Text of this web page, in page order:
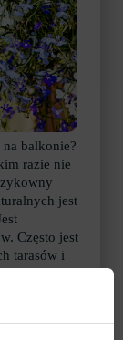
balkonie?
razie nie
jest
Często jest
tarasów i
rośliny